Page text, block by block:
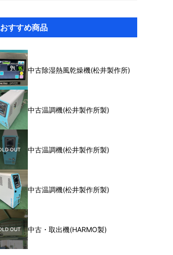
おすすめ商品
中古除湿熱風乾燥機(松井製作所)
中古温調機(松井製作所製)
中古温調機(松井製作所製)
中古温調機(松井製作所製)
中古・取出機(HARMO製)